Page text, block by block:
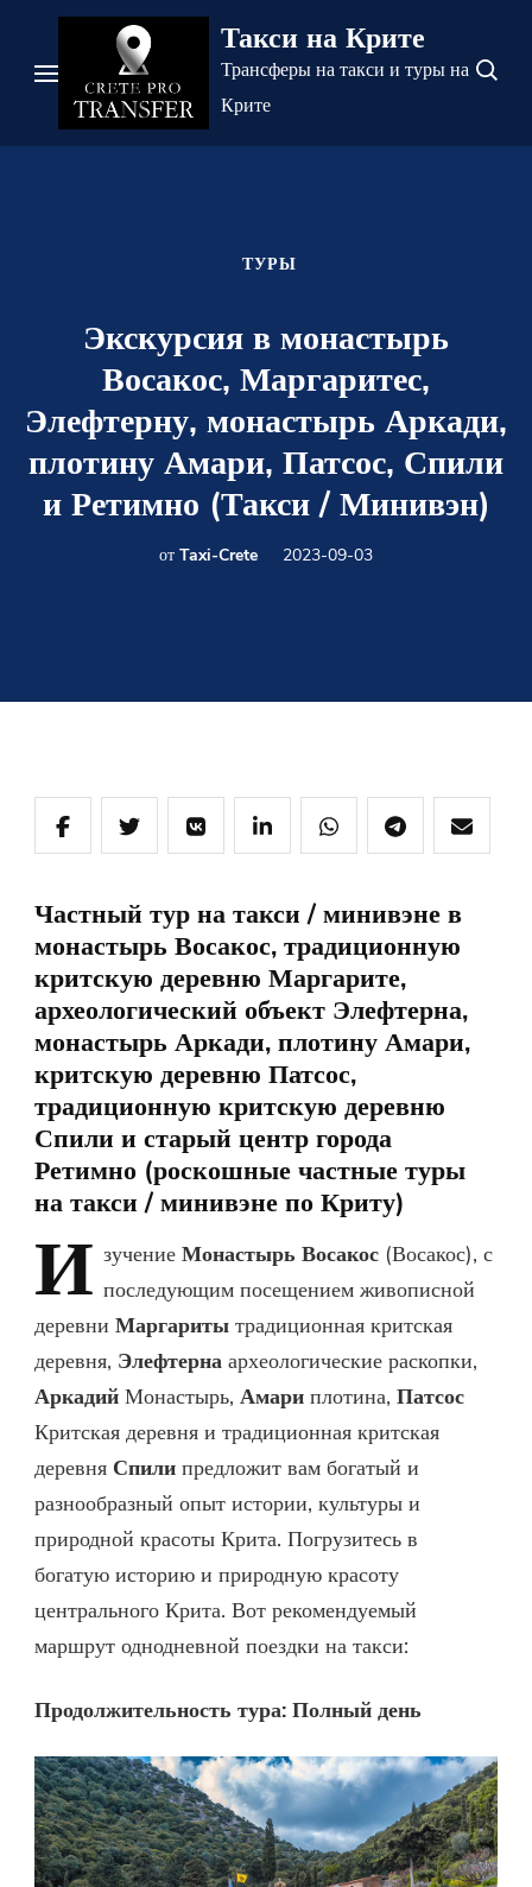
Перейти
содержимому
(нажмите
Такси на Крите
Трансферы на такси и туры на
Крите
ТУРЫ
Экскурсия в монастырь
Восакос, Маргаритес,
Элефтерну, монастырь Аркади,
плотину Амари, Патсос, Спили
и Ретимно (Такси / Минивэн)
от Taxi-Crete 2023-09-03
Частный тур на такси / минивэне в
монастырь Восакос, традиционную
критскую деревню Маргарите,
археологический объект Элефтерна,
монастырь Аркади, плотину Амари,
критскую деревню Патсос,
традиционную критскую деревню
Спили и старый центр города
Ретимно (роскошные частные туры
на такси / минивэне по Криту)
И зучение Монастырь Восакос (Восакос), с
последующим посещением живописной
деревни Маргариты традиционная критская
деревня, Элефтерна археологические раскопки,
Аркадий Монастырь, Амари плотина, Патсос
Критская деревня и традиционная критская
деревня Спили предложит вам богатый и
разнообразный опыт истории, культуры и
природной красоты Крита. Погрузитесь в
богатую историю и природную красоту
центрального Крита. Вот рекомендуемый
маршрут однодневной поездки на такси:
Продолжительность тура: Полный день